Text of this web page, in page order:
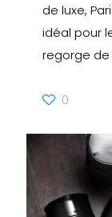
de luxe,
idéal pour
regorge de
0